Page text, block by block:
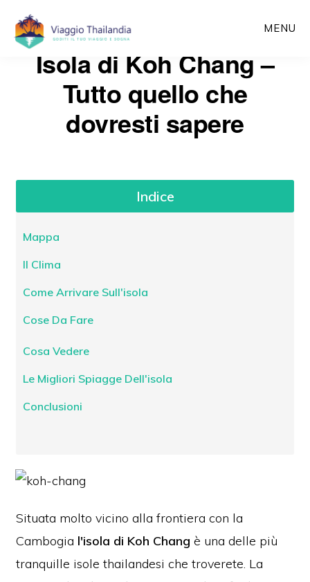
Passa
contenuto
MENU
Isola di Koh Chang –
Tutto quello che
dovresti sapere
Indice
Mappa
Il Clima
Come Arrivare Sull'isola
Cose Da Fare
Cosa Vedere
Le Migliori Spiagge Dell'isola
Conclusioni
Situata molto vicino alla frontiera con la
Cambogia l'isola di Koh Chang è una delle più
tranquille isole thailandesi che troverete. La